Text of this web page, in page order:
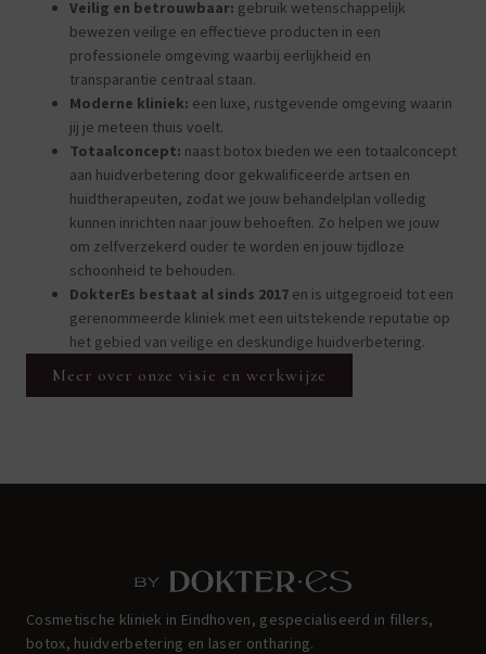
Veilig en betrouwbaar: gebruik wetenschappelijk
bewezen veilige en effectieve producten in een
professionele omgeving waarbij eerlijkheid en
transparantie centraal staan.
Moderne kliniek: een luxe, rustgevende omgeving waarin
jij je meteen thuis voelt.
Totaalconcept: naast botox bieden we een totaalconcept
aan huidverbetering door gekwalificeerde artsen en
huidtherapeuten, zodat we jouw behandelplan volledig
kunnen inrichten naar jouw behoeften. Zo helpen we jouw
om zelfverzekerd ouder te worden en jouw tijdloze
schoonheid te behouden.
DokterEs bestaat al sinds 2017 en is uitgegroeid tot een
gerenommeerde kliniek met een uitstekende reputatie op
het gebied van veilige en deskundige huidverbetering.
Meer over onze visie en werkwijze
Cosmetische kliniek in Eindhoven, gespecialiseerd in fillers,
botox, huidverbetering en laser ontharing.